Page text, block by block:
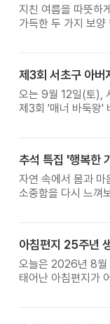
지친 여름을 따뜻하
가득한 두 가지 보
오는 9월 12일(토),
제3회 '매너 바둑왕'
추석 특집 '행복한
자연 속에서 몸과 마
소중함을 다시 느껴
아침편지 25주년
오늘은 2026년 8월
태어난 아침편지가